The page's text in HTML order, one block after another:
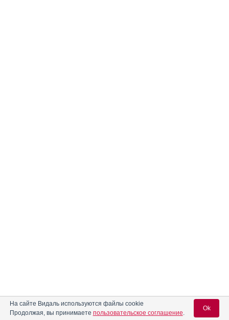
На сайте Видаль используются файлы cookie
Продолжая, вы принимаете пользовательское соглашение.
Ok